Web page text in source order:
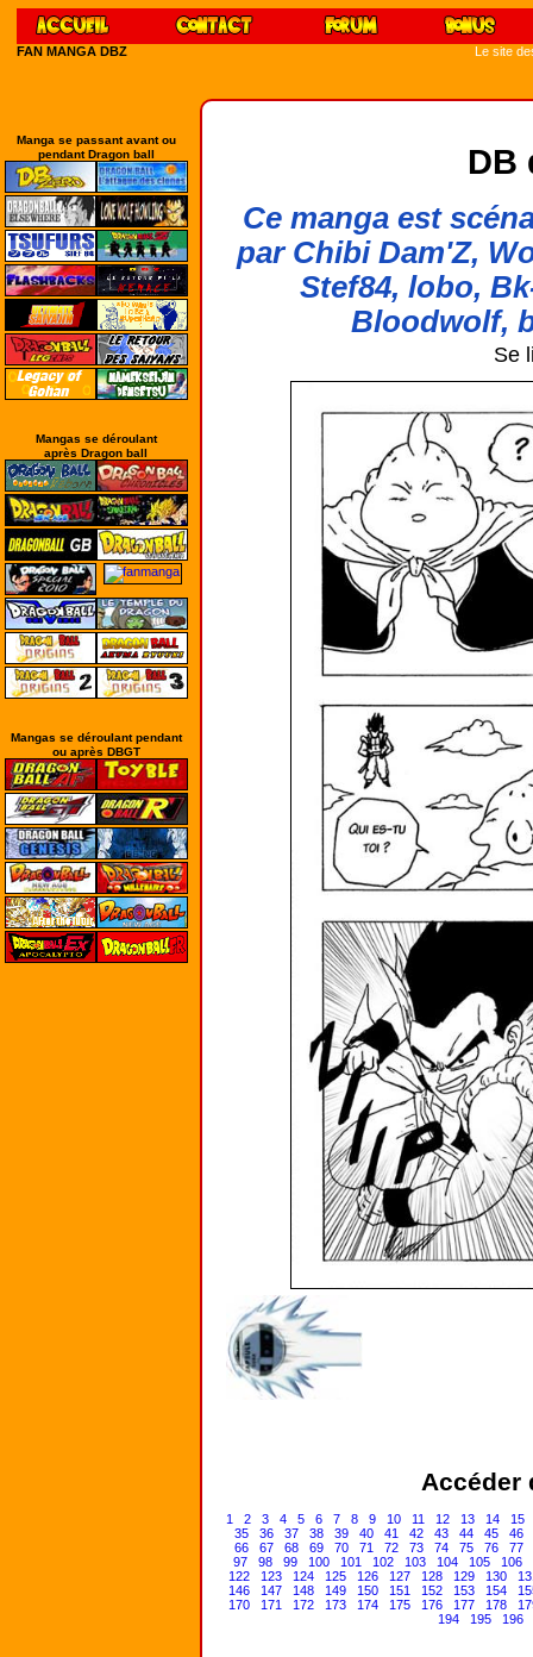
FAN MANGA DBZ Le site
Manga se passant avant ou
pendant Dragon ball
Mangas se déroulant
après Dragon ball
Mangas se déroulant pendant
ou après DBGT
DB
Ce manga est
par Chibi Dam'Z,
Stef84, lobo,
Bloodwolf,
Se
Accéder
1 2 3 4 5 6 7 8 9 10 11 12 13 14
15
35
36 37 38 39 40 41 42 43 44 45
46
66
67 68 69 70 71 72 73 74 75 76
77
97
98 99 100 101 102 103 104 105
106
122
123 124 125 126 127 128 129 130
146
147 148 149 150 151 152 153 154
170
171 172 173 174 175 176 177 178
194
195 196